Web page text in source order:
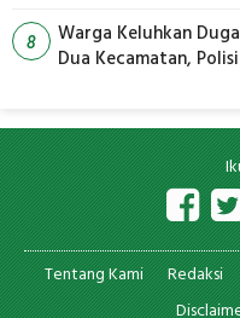
8
Warga Keluhkan
Dua Kecamatan,
Tentang Kami Redaksi